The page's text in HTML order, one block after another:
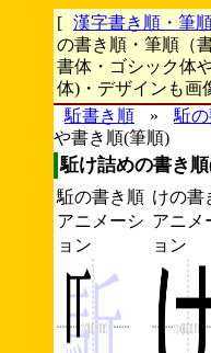
[ 漢字書き順・筆
の書き順・筆順（
書体・ゴシック体
体)・デザインも画
駈書き順
» 駈
や書き順(筆順)
駈け詰めの書き
駈の書き順
アニメーシ
ョン
けの書
アニメ
ョン